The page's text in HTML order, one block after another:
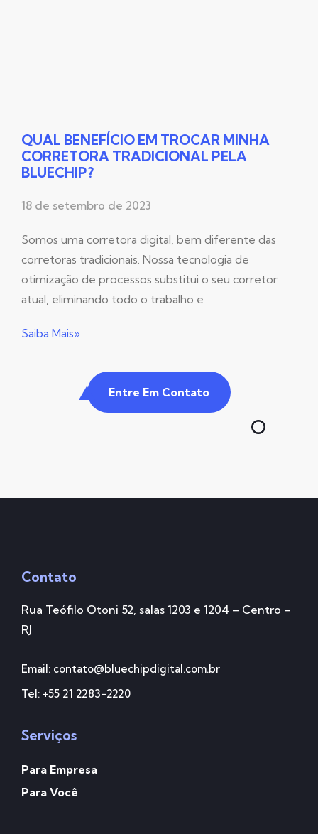
QUAL BENEFÍCIO EM TROCAR MINHA
CORRETORA TRADICIONAL PELA
BLUECHIP?
18 de setembro de 2023
Somos uma corretora digital, bem diferente das
corretoras tradicionais. Nossa tecnologia de
otimização de processos substitui o seu corretor
atual, eliminando todo o trabalho e
Saiba Mais»
Entre Em Contato
Contato
Rua Teófilo Otoni 52, salas 1203 e 1204 – Centro –
RJ
Email: contato@bluechipdigital.com.br
Tel: +55 21 2283-2220
Serviços
Para Empresa
Para Você